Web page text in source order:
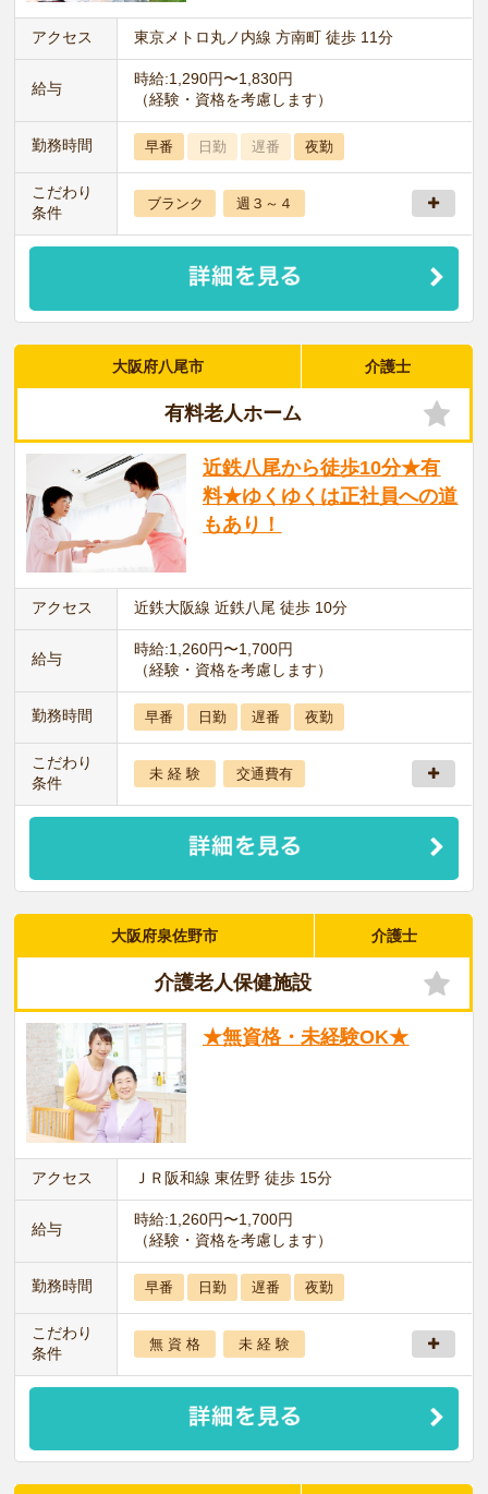
アクセス 東京メトロ丸ノ内線 方南町 徒歩 11分
給与
時給:1,290円〜1,830円
（経験・資格を考慮します）
勤務時間 早番 日勤 遅番 夜勤
こだわり
条件
ブランク 週３～４
大阪府八尾市 介護士
有料老人ホーム
近鉄八尾から徒歩10分★有
料★ゆくゆくは正社員への道
もあり！
アクセス 近鉄大阪線 近鉄八尾 徒歩 10分
給与
時給:1,260円〜1,700円
（経験・資格を考慮します）
勤務時間 早番 日勤 遅番 夜勤
こだわり
条件
未 経 験 交通費有
大阪府泉佐野市 介護士
介護老人保健施設
★無資格・未経験OK★
アクセス ＪＲ阪和線 東佐野 徒歩 15分
給与
時給:1,260円〜1,700円
（経験・資格を考慮します）
勤務時間 早番 日勤 遅番 夜勤
こだわり
条件
無 資 格 未 経 験